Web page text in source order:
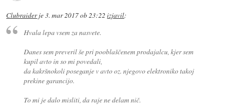
Clubraiderje3. mar 2017 ob 23:22 izjavil:
Hvala lepa vsem za nasvete.
Danes sem preveril še pri pooblaščenem prodajalcu, kjer sem
kupil avto in so mi povedali,
da kakršnokoli poseganje v avto oz. njegovo elektroniko takoj
prekine garancijo.
To mi je dalo misliti, da raje ne delam nič.